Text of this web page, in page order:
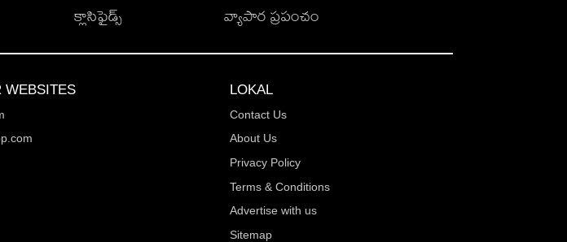
క్లాసిఫైడ్స్
వ్యాపార ప్రపంచం
WEBSITES LOKAL
Contact Us
About Us
Privacy Policy
Terms & Conditions
Advertise with us
Sitemap